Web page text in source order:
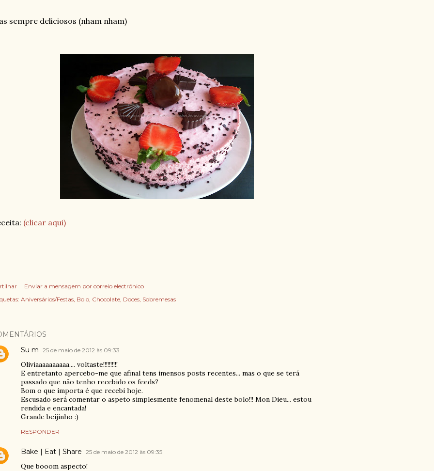
sempre deliciosos (nham nham)
(clicar aqui)
Enviar a mensagem por correio electrónico
Aniversários/Festas Bolo Chocolate Doces Sobremesas
Su m 25 de maio de 2012 às 09:33
Oliviaaaaaaaaaa.... voltaste!!!!!!!!!!
E entretanto apercebo-me que afinal tens imensos posts recentes... mas o que se terá
passado que não tenho recebido os feeds?
Bom o que importa é que recebi hoje.
Escusado será comentar o aspeto simplesmente fenomenal deste bolo!!! Mon Dieu... estou
rendida e encantada!
Grande beijinho :)
RESPONDER
Bake | Eat | Share 25 de maio de 2012 às 09:35
Que booom aspecto!